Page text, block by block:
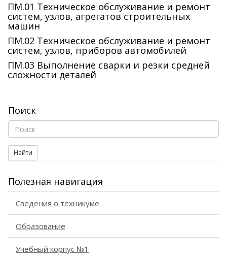
ПМ.01 Техническое обслуживание и ремонт
систем, узлов, агрегатов строительных
машин
ПМ.02 Техническое обслуживание и ремонт
систем, узлов, приборов автомобилей
ПМ.03 Выполнение сварки и резки средней
сложности деталей
Поиск
Найти
Полезная навигация
Сведения о техникуме
Образование
Учебный корпус №1